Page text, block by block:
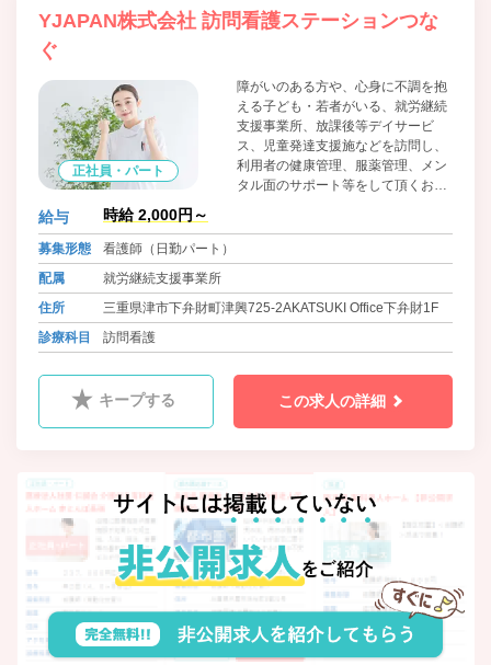
YJAPAN株式会社 訪問看護ステーションつな
ぐ
正社員・パート
障がいのある方や、心身に不調を抱
える子ども・若者がいる、就労継続
支援事業所、放課後等デイサービ
ス、児童発達支援施などを訪問し、
利用者の健康管理、服薬管理、メン
タル面のサポート等をして頂くお仕
給与 時給 2,000円～
募集形態
看護師（日勤パート）
配属
就労継続支援事業所
住所
三重県津市下弁財町津興725-2AKATSUKI Office下弁財1F
診療科目
訪問看護
キープする この求人の詳細